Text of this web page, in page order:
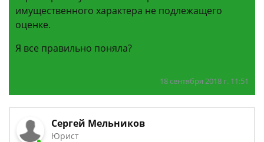
имущественного характера не подлежащего
оценке.
Я все правильно поняла?
18 сентября 2018 г. 11:51
Сергей Мельников
Юрист